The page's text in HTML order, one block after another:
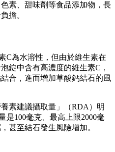
素、甜味劑等食品添加物，長
擔。
C為水溶性，但由於維生素在
錠中含有高濃度的維生素C，
合，進而增加草酸鈣結石的風
素建議攝取量」（RDA）明
是100毫克、最高上限2000毫
甚至結石發生風險增加。